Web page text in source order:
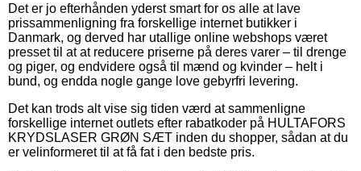
Det er jo efterhånden yderst smart for os alle at lave
prissammenligning fra forskellige internet butikker i
Danmark, og derved har utallige online webshops været
presset til at at reducere priserne på deres varer – til drenge
og piger, og endvidere også til mænd og kvinder – helt i
bund, og endda nogle gange love gebyrfri levering.
Det kan trods alt vise sig tiden værd at sammenligne
forskellige internet outlets efter rabatkoder på HULTAFORS
KRYDSLASER GRØN SÆT inden du shopper, sådan at du
er velinformeret til at få fat i den bedste pris.